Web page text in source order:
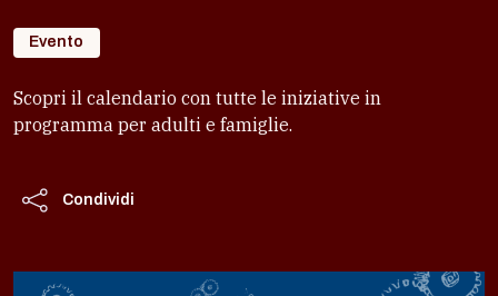
Evento
Scopri il calendario con tutte le iniziative in
programma per adulti e famiglie.
Condividi